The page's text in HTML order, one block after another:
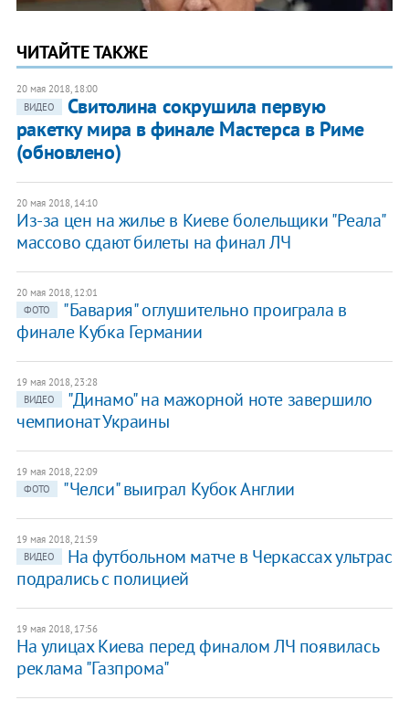
ЧИТАЙТЕ ТАКЖЕ
20 мая 2018, 18:00
ВИДЕО
Свитолина сокрушила первую
ракетку мира в финале Мастерса в Риме
(обновлено)
20 мая 2018, 14:10
​Из-за цен на жилье в Киеве болельщики "Реала"
массово сдают билеты на финал ЛЧ
20 мая 2018, 12:01
ФОТО
"Бавария" оглушительно проиграла в
финале Кубка Германии
19 мая 2018, 23:28
ВИДЕО
"Динамо" на мажорной ноте завершило
чемпионат Украины
19 мая 2018, 22:09
ФОТО
"Челси" выиграл Кубок Англии
19 мая 2018, 21:59
ВИДЕО
На футбольном матче в Черкассах ультрас
подрались с полицией
19 мая 2018, 17:56
На улицах Киева перед финалом ЛЧ появилась
реклама "Газпрома"